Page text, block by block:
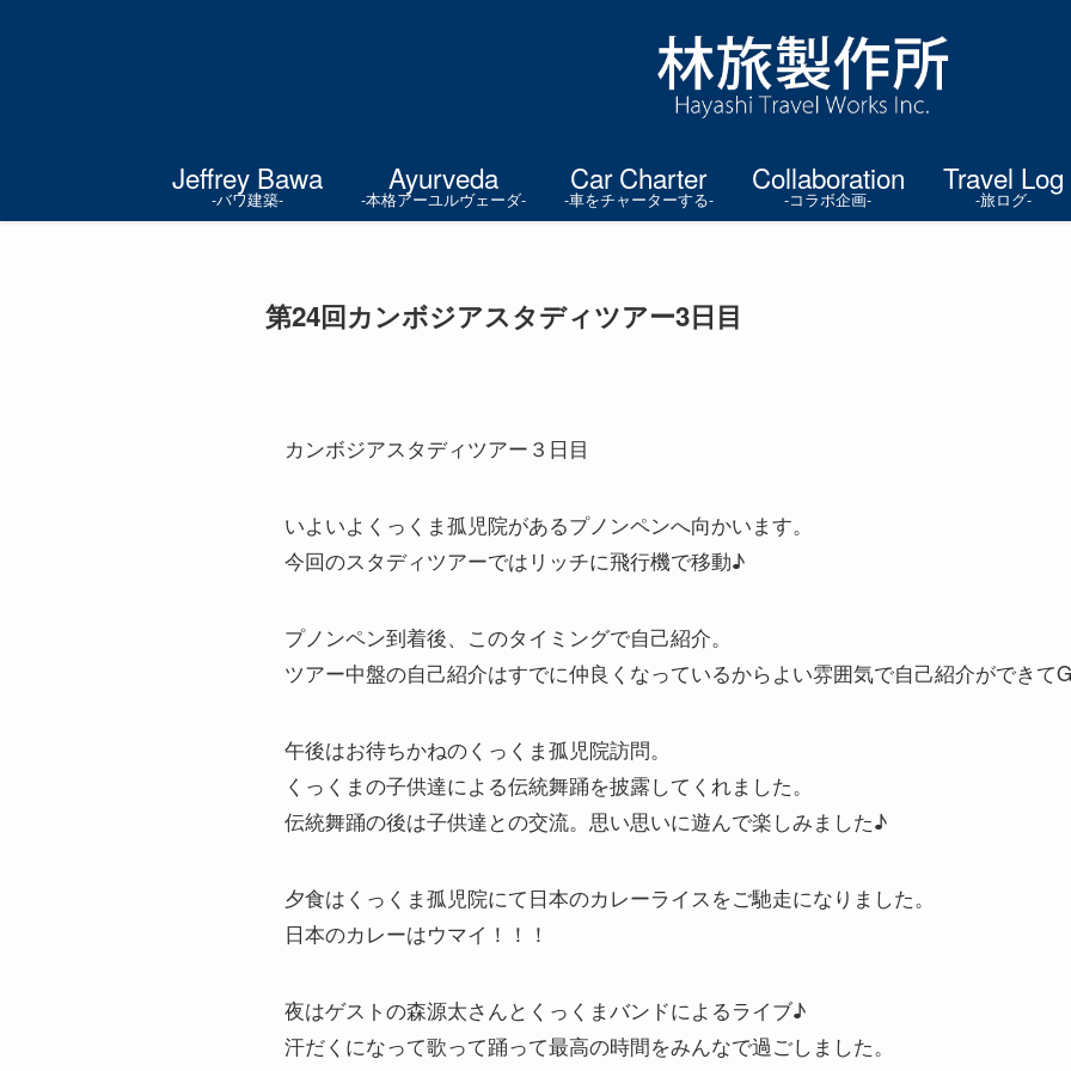
Jeffrey Bawa
-バワ建築-
Ayurveda
-本格アーユルヴェーダ-
Car Charter
-車をチャーターする-
Collaboration
-コラボ企画-
Travel Log
-旅ログ-
第24回カンボジアスタディツアー3日目
カンボジアスタディツアー３日目
いよいよくっくま孤児院があるプノンペンへ向かいます。
今回のスタディツアーではリッチに飛行機で移動♪
プノンペン到着後、このタイミングで自己紹介。
ツアー中盤の自己紹介はすでに仲良くなっているからよい雰囲気で自己紹介ができて
午後はお待ちかねのくっくま孤児院訪問。
くっくまの子供達による伝統舞踊を披露してくれました。
伝統舞踊の後は子供達との交流。思い思いに遊んで楽しみました♪
夕食はくっくま孤児院にて日本のカレーライスをご馳走になりました。
日本のカレーはウマイ！！！
夜はゲストの森源太さんとくっくまバンドによるライブ♪
汗だくになって歌って踊って最高の時間をみんなで過ごしました。